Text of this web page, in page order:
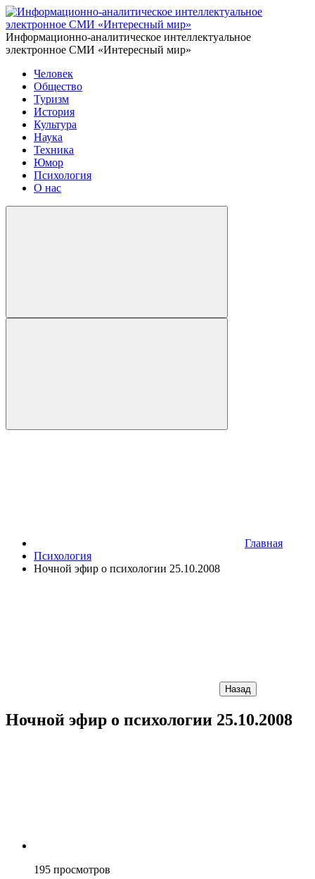
Информационно-аналитическое интеллектуальное
электронное СМИ «Интересный мир»
Человек
Общество
Туризм
История
Культура
Наука
Техника
Юмор
Психология
О нас
Главная
Психология
Ночной эфир о психологии 25.10.2008
Назад
Ночной эфир о психологии 25.10.2008
195 просмотров